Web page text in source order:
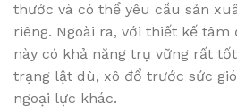
thước và có thể yêu cầu sản
riêng. Ngoài ra, với thiết kế tâm
này có khả năng trụ vững rất
trạng lật dù, xô đổ trước sức
ngoại lực khác.